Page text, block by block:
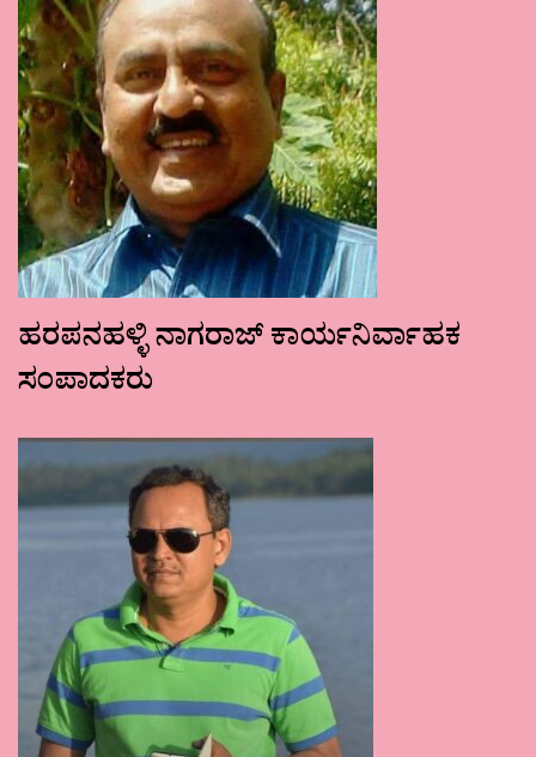
ಹರಪನಹಳ್ಳಿ ನಾಗರಾಜ್ ಕಾರ್ಯನಿರ್ವಾಹಕ
ಸಂಪಾದಕರು